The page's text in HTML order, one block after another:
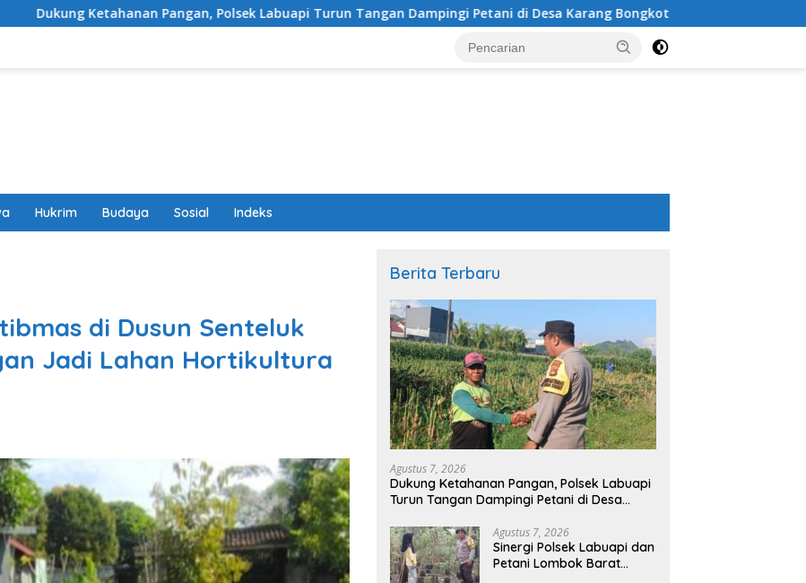
Pangan, Polsek Labuapi Turun Tangan Dampingi Petani di Desa Karang Bongkot Sinergi Polsek Labuapi dan
Hukrim Budaya Sosial Indeks
di Dusun Senteluk
Jadi Lahan Hortikultura
Berita Terbaru
Agustus 7, 2026
Dukung Ketahanan Pangan, Polsek Labuapi
Turun Tangan Dampingi Petani di Desa
Agustus 7, 2026
Sinergi Polsek Labuapi dan
Petani Lombok Barat